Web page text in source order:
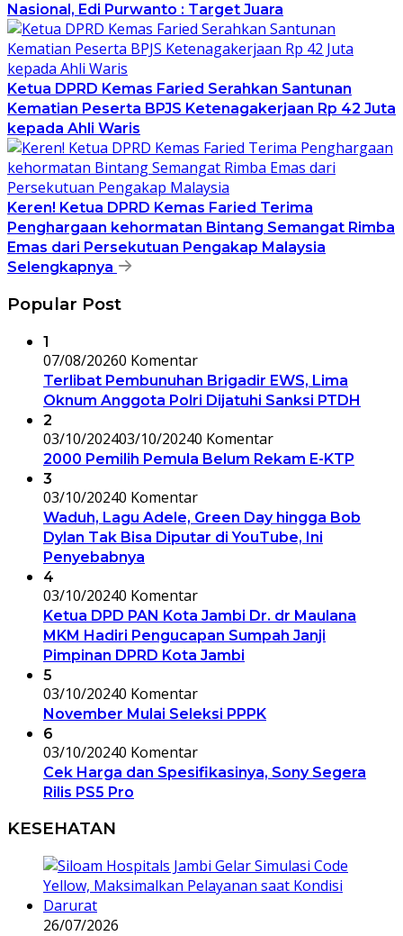
Nasional, Edi Purwanto : Target Juara
Ketua DPRD Kemas Faried Serahkan Santunan
Kematian Peserta BPJS Ketenagakerjaan Rp 42 Juta
kepada Ahli Waris
Keren! Ketua DPRD Kemas Faried Terima
Penghargaan kehormatan Bintang Semangat Rimba
Emas dari Persekutuan Pengakap Malaysia
Selengkapnya
Popular Post
1
07/08/20260 Komentar
Terlibat Pembunuhan Brigadir EWS, Lima
Oknum Anggota Polri Dijatuhi Sanksi PTDH
2
03/10/202403/10/20240 Komentar
2000 Pemilih Pemula Belum Rekam E-KTP
3
03/10/20240 Komentar
Waduh, Lagu Adele, Green Day hingga Bob
Dylan Tak Bisa Diputar di YouTube, Ini
Penyebabnya
4
03/10/20240 Komentar
Ketua DPD PAN Kota Jambi Dr. dr Maulana
MKM Hadiri Pengucapan Sumpah Janji
Pimpinan DPRD Kota Jambi
5
03/10/20240 Komentar
November Mulai Seleksi PPPK
6
03/10/20240 Komentar
Cek Harga dan Spesifikasinya, Sony Segera
Rilis PS5 Pro
KESEHATAN
26/07/2026